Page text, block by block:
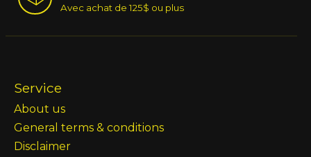
Avec achat de 125$ ou plus
Service
About us
General terms & conditions
Disclaimer